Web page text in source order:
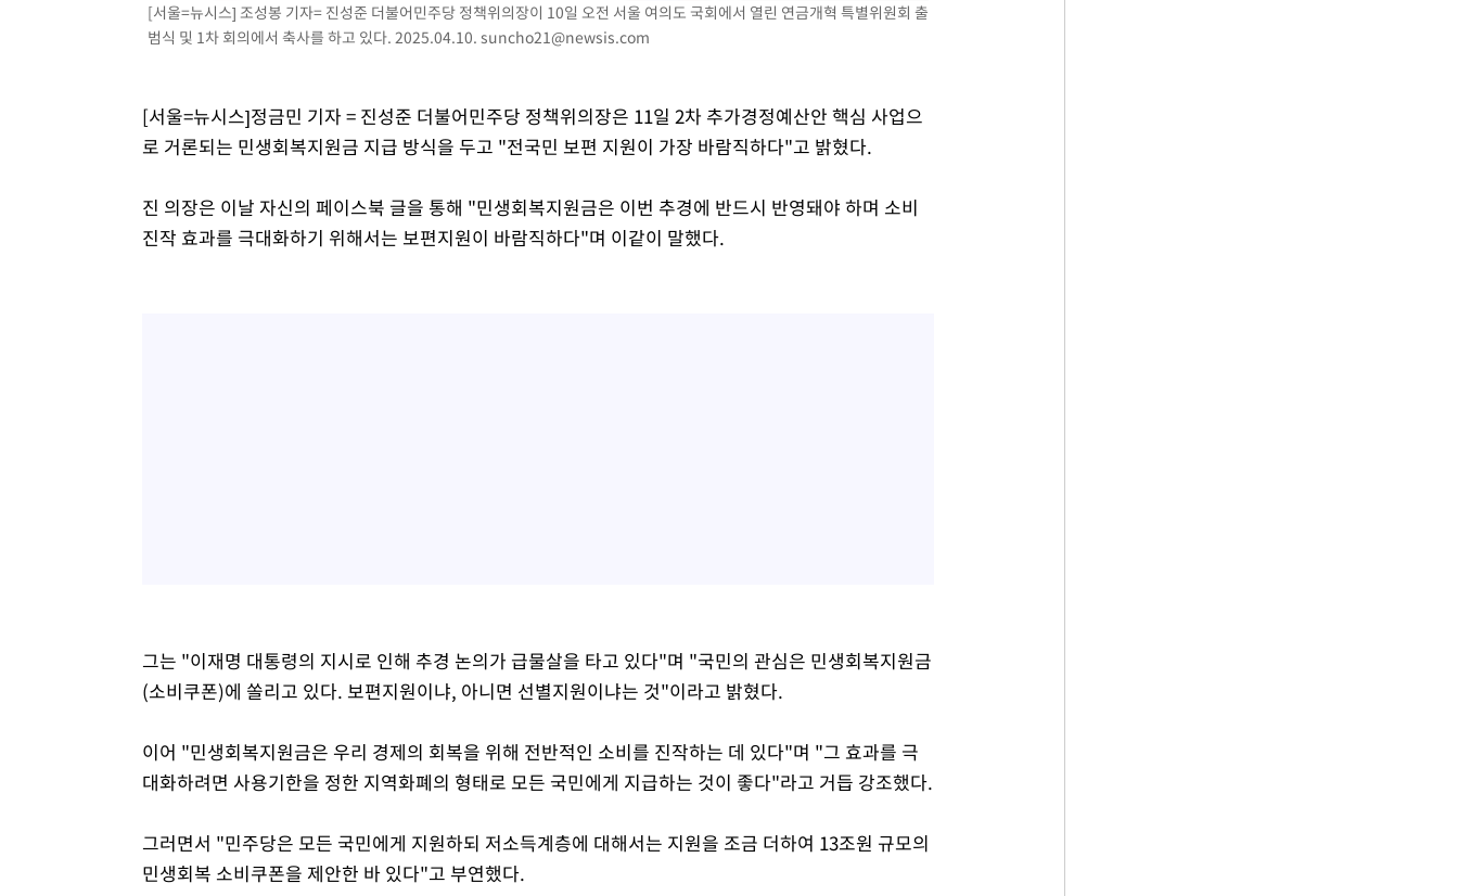
[서울=뉴시스] 조성봉 기자= 진성준 더불어민주당 정책위의장이 10일 오전 서울 여의도 국회에서 열린 연금개혁 특별위원회 출
범식 및 1차 회의에서 축사를 하고 있다. 2025.04.10. suncho21@newsis.com
[서울=뉴시스]정금민 기자 = 진성준 더불어민주당 정책위의장은 11일 2차 추가경정예산안 핵심 사업으
로 거론되는 민생회복지원금 지급 방식을 두고 "전국민 보편 지원이 가장 바람직하다"고 밝혔다.
진 의장은 이날 자신의 페이스북 글을 통해 "민생회복지원금은 이번 추경에 반드시 반영돼야 하며 소비
진작 효과를 극대화하기 위해서는 보편지원이 바람직하다"며 이같이 말했다.
그는 "이재명 대통령의 지시로 인해 추경 논의가 급물살을 타고 있다"며 "국민의 관심은 민생회복지원금
(소비쿠폰)에 쏠리고 있다. 보편지원이냐, 아니면 선별지원이냐는 것"이라고 밝혔다.
이어 "민생회복지원금은 우리 경제의 회복을 위해 전반적인 소비를 진작하는 데 있다"며 "그 효과를 극
대화하려면 사용기한을 정한 지역화폐의 형태로 모든 국민에게 지급하는 것이 좋다"라고 거듭 강조했다.
그러면서 "민주당은 모든 국민에게 지원하되 저소득계층에 대해서는 지원을 조금 더하여 13조원 규모의
민생회복 소비쿠폰을 제안한 바 있다"고 부연했다.